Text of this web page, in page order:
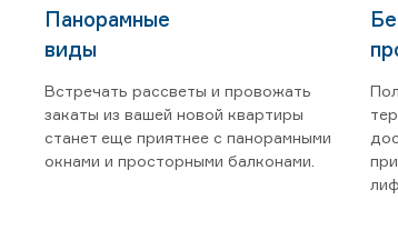
Панорамные
виды
Встречать рассветы и провожать
закаты из вашей новой квартиры
станет еще приятнее с панорамными
окнами и просторными балконами.